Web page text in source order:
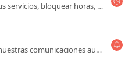
Cómo configurar los horarios de tus servicios, bloquear horas, y más!
Aprende cómo y cuándo le llegan nuestras comunicaciones automáticas a tus pacientes/clientes